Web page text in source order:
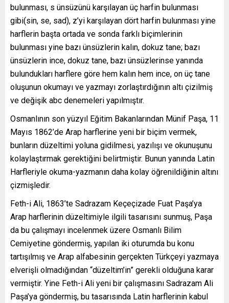
bulunması, s ünsüzünü karşılayan üç harfin bulunması
gibi(sin, se, sad), z’yi karşılayan dört harfin bulunması yine
harflerin başta ortada ve sonda farklı biçimlerinin
bulunması yine bazı ünsüzlerin kalın, dokuz tane; bazı
ünsüzlerin ince, dokuz tane, bazı ünsüzlerinse yanında
bulundukları harflere göre hem kalın hem ince, on üç tane
oluşunun okumayı ve yazmayı zorlaştırdığının altı çizilmiş
ve değişik abc denemeleri yapılmıştır.
Osmanlının son yüzyıl Eğitim Bakanlarından Münif Paşa, 11
Mayıs 1862’de Arap harflerine yeni bir biçim vermek,
bunların düzeltimi yoluna gidilmesi, yazılışı ve okunuşunu
kolaylaştırmak gerektiğini belirtmiştir. Bunun yanında Latin
Harfleriyle okuma-yazmanın daha kolay öğrenildiğinin altını
çizmişledir.
Feth-i Ali, 1863’te Sadrazam Keçeçizade Fuat Paşa’ya
Arap harflerinin düzeltimiyle ilgili tasarısını sunmuş, Paşa
da bu çalışmayı incelenmek üzere Osmanlı Bilim
Cemiyetine göndermiş, yapılan iki oturumda bu konu
tartışılmış ve Arap alfabesinin gerçekten Türkçeyi yazmaya
elverişli olmadığından “düzeltim’in” gerekli olduğuna karar
vermiştir. Yine Feth-i Ali yeni bir çalışmasını Sadrazam Ali
Paşa’ya göndermiş, bu tasarısında Latin harflerinin kabul